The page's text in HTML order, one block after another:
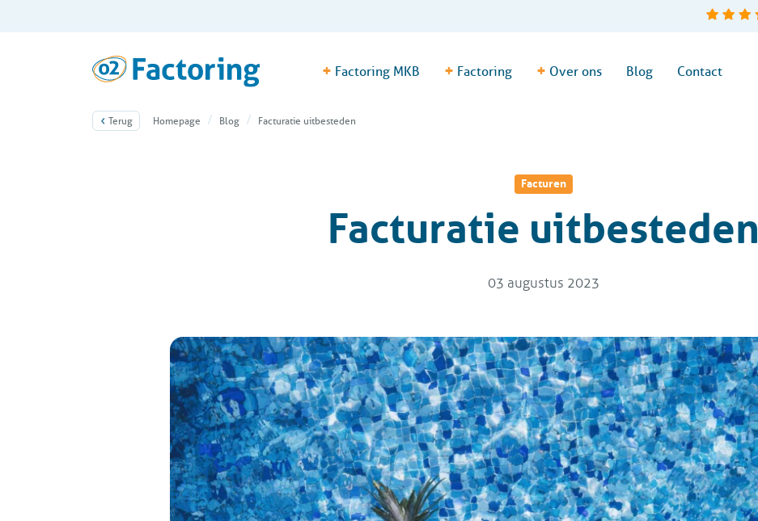
+ Factoring MKB + Factoring + Over ons Blog Contact
Terug Homepage Blog Facturatie uitbesteden
Facturen
Facturatie uitbesteden
03 augustus 2023